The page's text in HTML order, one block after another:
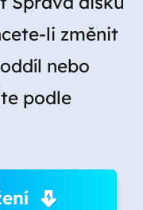
li změnit
nebo
podle